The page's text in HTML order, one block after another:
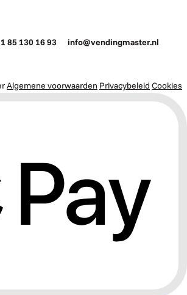
85 130 16 93 info@vendingmaster.nl
Algemene voorwaarden Privacybeleid Cookies